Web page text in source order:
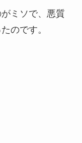
ミソで、悪質
のです。